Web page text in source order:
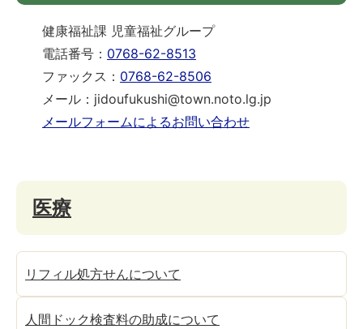
健康福祉課 児童福祉グループ
電話番号： 0768-62-8513
ファックス： 0768-62-8506
メール：jidoufukushi@town.noto.lg.jp
メールフォームによるお問い合わせ
医療
リフィル処方せんについて
人間ドック検査料の助成について